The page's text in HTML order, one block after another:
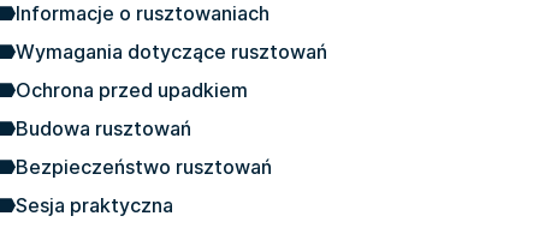
Informacje o rusztowaniach
Wymagania dotyczące rusztowań
Ochrona przed upadkiem
Budowa rusztowań
Bezpieczeństwo rusztowań
Sesja praktyczna